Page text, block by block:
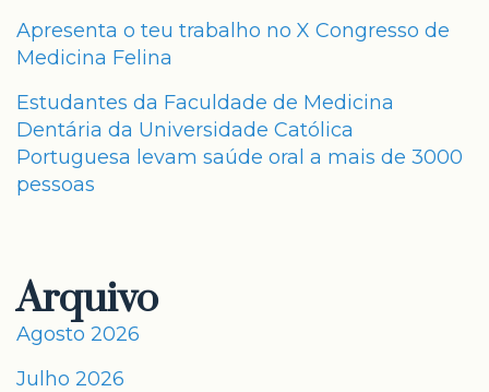
Apresenta o teu trabalho no X Congresso de
Medicina Felina
Estudantes da Faculdade de Medicina
Dentária da Universidade Católica
Portuguesa levam saúde oral a mais de 3000
pessoas
Arquivo
Agosto 2026
Julho 2026